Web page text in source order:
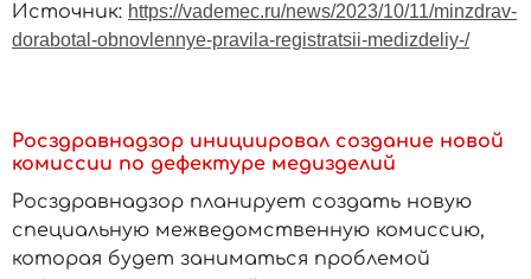
Источник: https://vademec.ru/news/2023/10/11/minzdrav-
dorabotal-obnovlennye-pravila-registratsii-medizdeliy-/
Росздравнадзор инициировал создание новой
комиссии по дефектуре медизделий
Росздравнадзор планирует создать новую
специальную межведомственную комиссию,
которая будет заниматься проблемой